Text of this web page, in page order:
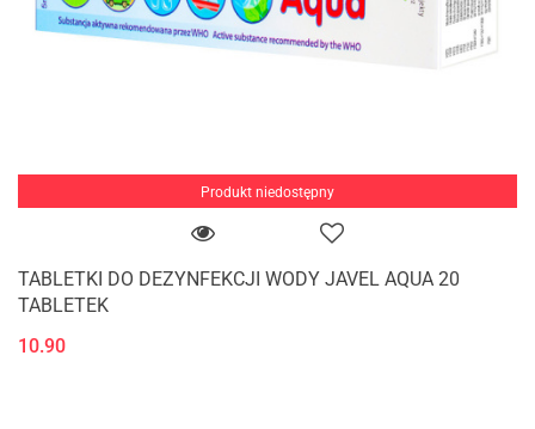
Produkt niedostępny
TABLETKI DO DEZYNFEKCJI WODY JAVEL AQUA 20
TABLETEK
10.90